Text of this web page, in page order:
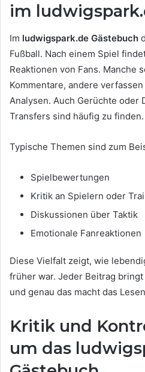
im
Im ludwigspark.de Gästebuch
Fußball. Nach einem Spiel
Reaktionen von Fans. Manche
Kommentare, andere
Analysen. Auch Gerüchte oder
Transfers sind häufig zu finden.
Typische Themen sind zum
Spielbewertungen
Kritik an Spielern oder
Diskussionen über Taktik
Emotionale Fanreaktionen
Diese Vielfalt zeigt, wie
früher war. Jeder Beitrag
und genau das macht das
Kritik und
um das